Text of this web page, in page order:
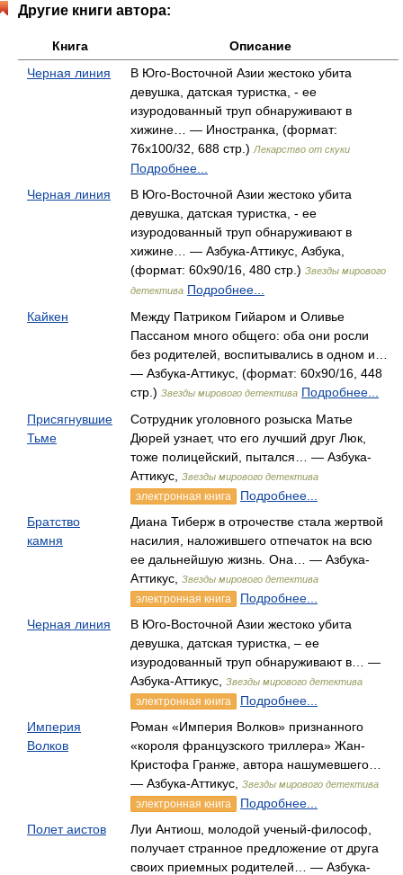
Другие книги автора:
Книга
Описание
Черная линия
В Юго-Восточной Азии жестоко убита
девушка, датская туристка, - ее
изуродованный труп обнаруживают в
хижине… — Иностранка, (формат:
76x100/32, 688 стр.) Лекарство от скуки
Подробнее...
Черная линия
В Юго-Восточной Азии жестоко убита
девушка, датская туристка, - ее
изуродованный труп обнаруживают в
хижине… — Азбука-Аттикус, Азбука,
(формат: 60x90/16, 480 стр.) Звезды мирового
детектива Подробнее...
Кайкен
Между Патриком Гийаром и Оливье
Пассаном много общего: оба они росли
без родителей, воспитывались в одном и…
— Азбука-Аттикус, (формат: 60x90/16, 448
стр.) Звезды мирового детектива Подробнее...
Присягнувшие
Тьме
Сотрудник уголовного розыска Матье
Дюрей узнает, что его лучший друг Люк,
тоже полицейский, пытался… — Азбука-
Аттикус,
Звезды мирового детектива
электронная книга
Подробнее...
Братство
камня
Диана Тиберж в отрочестве стала жертвой
насилия, наложившего отпечаток на всю
ее дальнейшую жизнь. Она… — Азбука-
Аттикус,
Звезды мирового детектива
электронная книга
Подробнее...
Черная линия
В Юго-Восточной Азии жестоко убита
девушка, датская туристка, – ее
изуродованный труп обнаруживают в… —
Азбука-Аттикус,
Звезды мирового детектива
электронная книга
Подробнее...
Империя
Волков
Роман «Империя Волков» признанного
«короля французского триллера» Жан-
Кристофа Гранже, автора нашумевшего…
— Азбука-Аттикус,
Звезды мирового детектива
электронная книга
Подробнее...
Полет аистов
Луи Антиош, молодой ученый-философ,
получает странное предложение от друга
своих приемных родителей… — Азбука-